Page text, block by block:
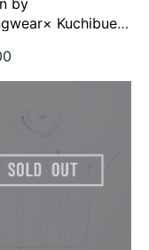
Kuchibue
ボタンダウンシャ
ト【GO/LOOK!限